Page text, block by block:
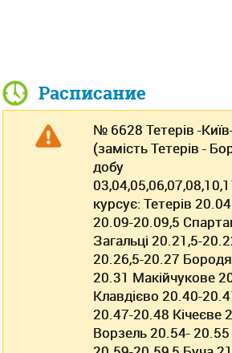
Расписание
№ 6628 Тетерів -
(замість Тетерів -
добу
курсує: Тетерів 20.04
20.09-20.09,5
Загальці 20.21,5-
20.26,5-20.27
20.31 Макійчукове
Клавдієво 20.40-
20.47-20.48 Кічеєве
Ворзель 20.54-